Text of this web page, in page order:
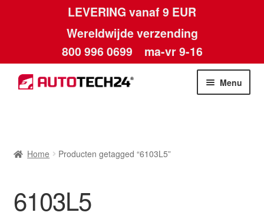
LEVERING vanaf 9 EUR
Wereldwijde verzending
800 996 0699 ma-vr 9-16
Ga
door
Ga
naar
Menu
Betalingen
Home Producten getagged “6103L5”
6103L5